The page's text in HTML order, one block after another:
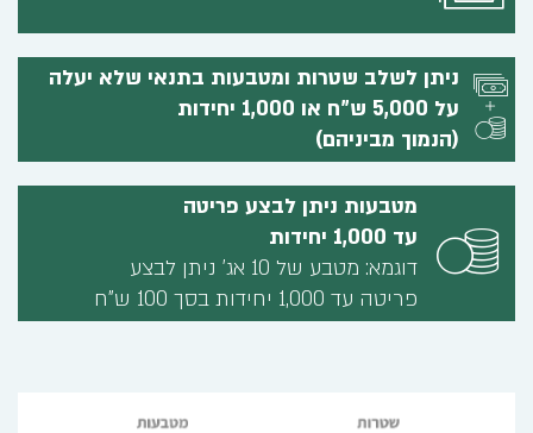
ניתן לשלב שטרות ומטבעות בתנאי שלא יעלה
על 5,000 ש"ח או 1,000 יחידות
(הנמוך מביניהם)
מטבעות ניתן לבצע פריטה
עד 1,000 יחידות
דוגמא: מטבע של 10 אג' ניתן לבצע
פריטה עד 1,000 יחידות בסך 100 ש"ח